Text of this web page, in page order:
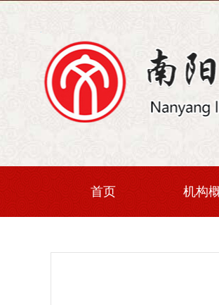
首页 机构